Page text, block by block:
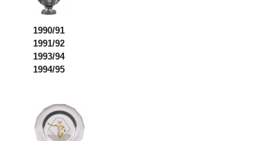
1990/91
1991/92
1993/94
1994/95